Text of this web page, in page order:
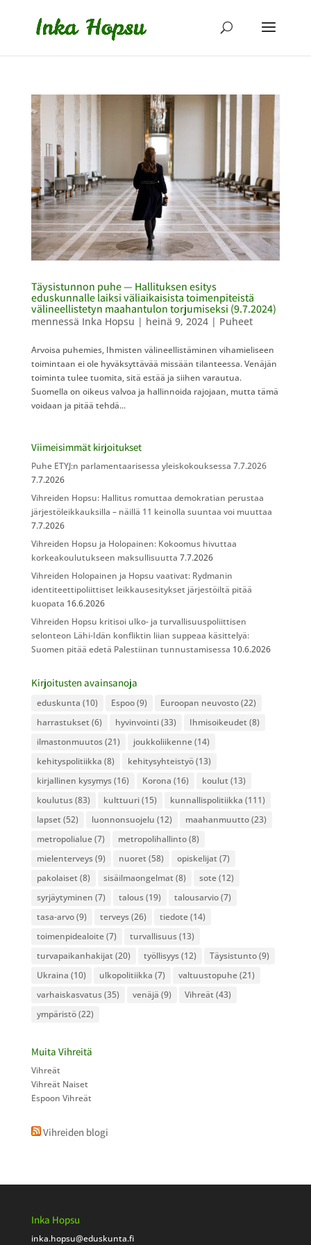
Täysistunnon puhe — Hallituksen esitys​​
eduskunnalle laiksi väliaikaisista toimenpiteistä
välineellistetyn maahantulon torjumiseksi (9.7.2024)
mennessä Inka Hopsu | heinä 9, 2024| Puheet
Arvoisa puhemies, Ihmisten välineellistäminen vihamieliseen
toimintaan ei ole hyväksyttävää missään tilanteessa. Venäjän
toiminta tulee tuomita, sitä estää ja siihen varautua.
Suomella on oikeus valvoa ja hallinnoida rajojaan, mutta tämä
voidaan ja pitää tehdä...
Viimeisimmät kirjoitukset
Puhe ETYJ:n parlamentaarisessa yleiskokouksessa 7.7.2026
7.7.2026
Vihreiden Hopsu: Hallitus romuttaa demokratian perustaa
järjestöleikkauksilla – näillä 11 keinolla suuntaa voi muuttaa
7.7.2026
Vihreiden Hopsu ja Holopainen: Kokoomus hivuttaa
korkeakoulutukseen maksullisuutta 7.7.2026
Vihreiden Holopainen ja Hopsu vaativat: Rydmanin
identiteettipoliittiset leikkausesitykset järjestöiltä pitää
kuopata 16.6.2026
Vihreiden Hopsu kritisoi ulko- ja turvallisuuspoliittisen
selonteon Lähi-Idän konfliktin liian suppeaa käsittelyä:
Suomen pitää edetä Palestiinan tunnustamisessa 10.6.2026
Kirjoitusten avainsanoja
eduskunta (10) Espoo(9) Euroopan neuvosto(22)
harrastukset (6) hyvinvointi(33) Ihmisoikeudet (8)
ilmastonmuutos(21) joukkoliikenne(14)
kehityspolitiikka (8) kehitysyhteistyö(13)
kirjallinen kysymys(16) Korona (16) koulut (13)
koulutus(83) kulttuuri(15) kunnallispolitiikka (111)
lapset (52) luonnonsuojelu (12) maahanmuutto(23)
metropolialue(7) metropolihallinto(8)
mielenterveys(9) nuoret (58) opiskelijat (7)
pakolaiset (8) sisäilmaongelmat (8) sote(12)
syrjäytyminen (7) talous(19) talousarvio(7)
tasa-arvo(9) terveys(26) tiedote(14)
toimenpidealoite(7) turvallisuus(13)
turvapaikanhakijat (20) työllisyys(12) Täysistunto(9)
Ukraina (10) ulkopolitiikka (7) valtuustopuhe(21)
varhaiskasvatus(35) venäjä (9) Vihreät (43)
ympäristö(22)
Muita Vihreitä
Vihreät
Vihreät Naiset
Espoon Vihreät
Vihreiden blogi
Inka Hopsu
inka.hopsu@eduskunta.fi